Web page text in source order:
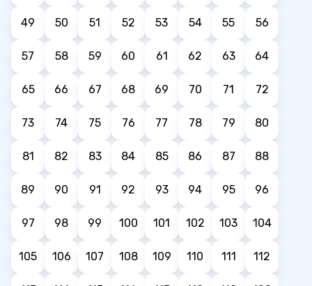
49 50 51 52 53 54 55 56
57 58 59 60 61 62 63 64
65 66 67 68 69 70 71 72
73 74 75 76 77 78 79 80
81 82 83 84 85 86 87 88
89 90 91 92 93 94 95 96
97 98 99 100 101 102 103 104
105 106 107 108 109 110 111 112